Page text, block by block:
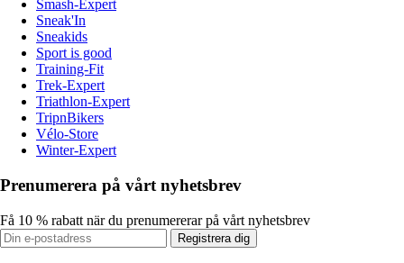
Smash-Expert
Sneak'In
Sneakids
Sport is good
Training-Fit
Trek-Expert
Triathlon-Expert
TripnBikers
Vélo-Store
Winter-Expert
Prenumerera på vårt nyhetsbrev
Få 10 % rabatt när du prenumererar på vårt nyhetsbrev
Registrera dig